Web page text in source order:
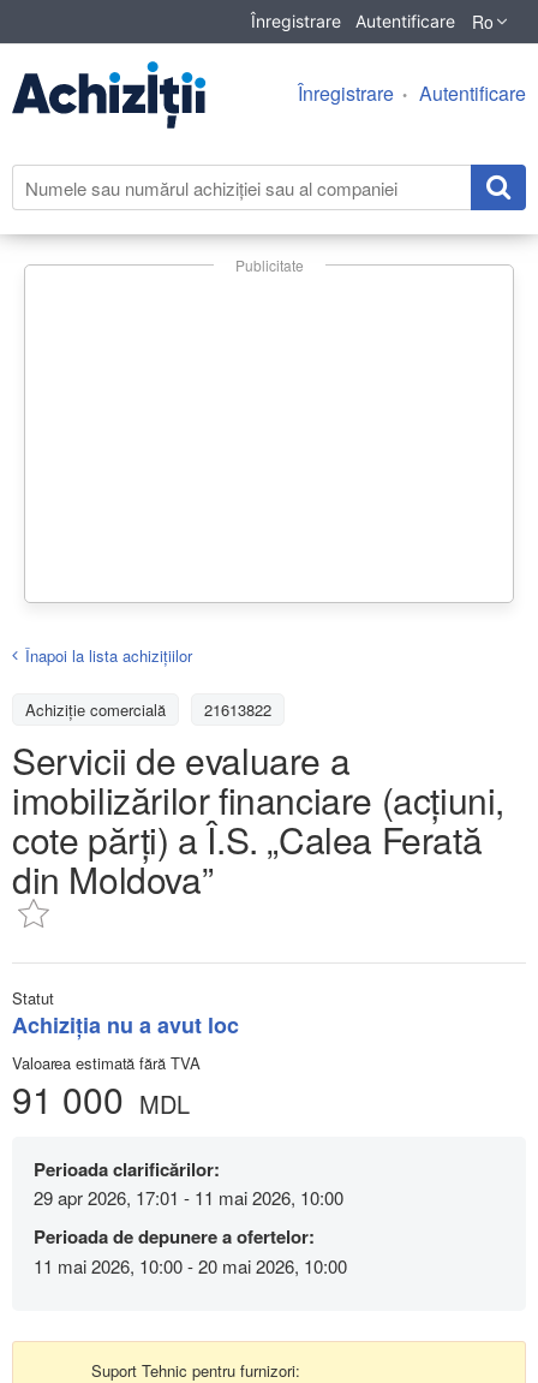
Înregistrare Autentificare Ro
Înregistrare Autentificare
Publicitate
Înapoi la lista achiziţiilor
Achizițiе comercială 21613822
Servicii de evaluare a
imobilizărilor financiare (acțiuni,
cote părți) a Î.S. „Calea Ferată
din Moldova”
Statut
Achiziţia nu a avut loc
Valoarea estimată fără TVA
91 000 MDL
Perioada clarificărilor:
29 apr 2026, 17:01 - 11 mai 2026, 10:00
Perioada de depunere a ofertelor:
11 mai 2026, 10:00 - 20 mai 2026, 10:00
Suport Tehnic pentru furnizori: